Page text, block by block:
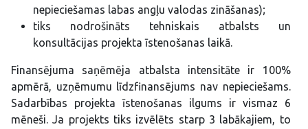
nepieciešamas labas angļu valodas zināšanas);
tiks nodrošināts tehniskais atbalsts un
konsultācijas projekta īstenošanas laikā.
Finansējuma saņēmēja atbalsta intensitāte ir 100%
apmērā, uzņēmumu līdzfinansējums nav nepieciešams.
Sadarbības projekta īstenošanas ilgums ir vismaz 6
mēneši. Ja projekts tiks izvēlēts starp 3 labākajiem, to